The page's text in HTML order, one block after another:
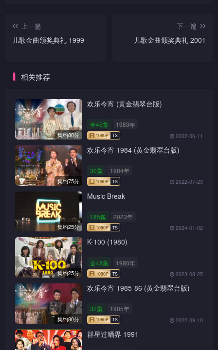
上一篇
儿歌金曲颁奖典礼 1999
下一篇
儿歌金曲颁奖典礼 2001
相关推荐
集约80分
欢乐今宵 (黄金翡翠台版)
全45集 1983年
1080P
2022-06-11
集约75分
欢乐今宵 1984 (黄金翡翠台版)
30集 1984年
2022-07-23
集约25分
Music Break
185集 2023年
2024-01-02
集约25分
K-100 (1980)
全48集 1980年
2023-08-25
集约80分
欢乐今宵 1985-86 (黄金翡翠台版)
32集 1985年
2022-09-10
群星过晒界 1991